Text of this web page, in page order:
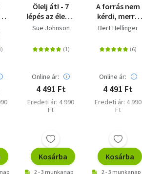
Ölelj át! - 7
lépés az életre
szóló
Sue Johnson
Online ár:
4 491 Ft
Eredeti ár: 4 990
Ft
Kosárba
2 - 3 munkanap
A forrás nem
kérdi, merre
visz az útja - A
lexikonja
Bert Hellinger
Online ár:
4 491 Ft
Eredeti ár: 4 990
Ft
Kosárba
2 - 3 munkanap